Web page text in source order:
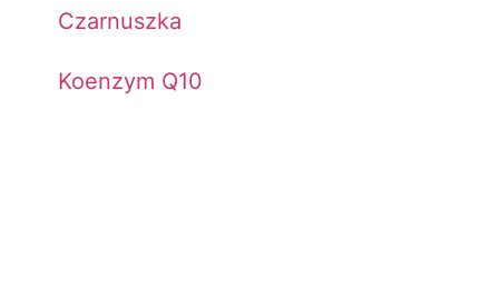
Czarnuszka
Koenzym Q10